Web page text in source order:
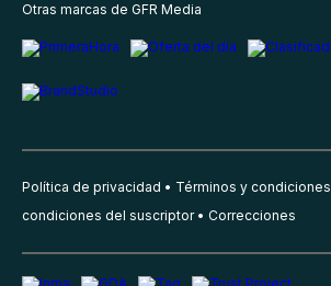
Otras marcas de GFR Media
Política de privacidad Términos y condiciones
condiciones del suscriptor
Correcciones